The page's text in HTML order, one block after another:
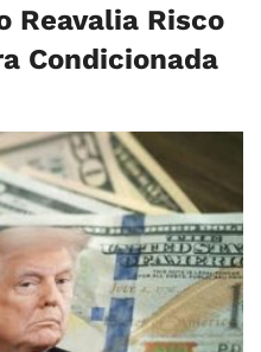
Reavalia Risco
Condicionada